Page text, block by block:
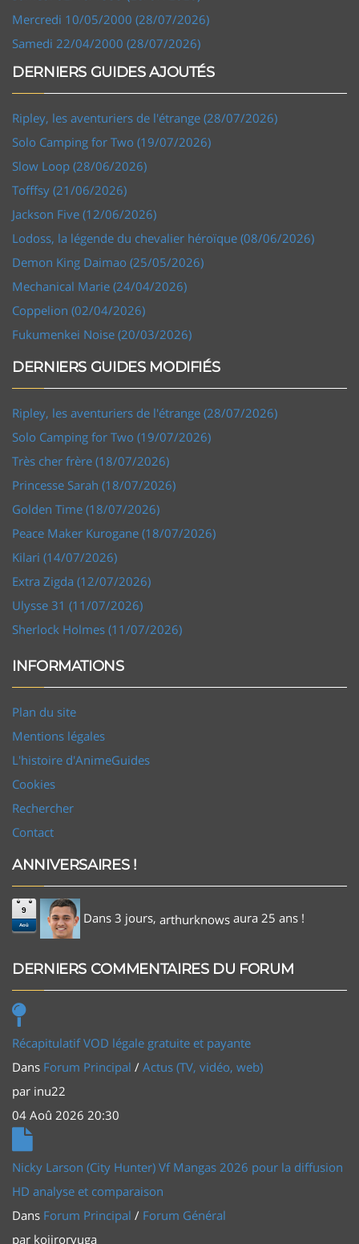
Mercredi 10/05/2000 (28/07/2026)
Samedi 22/04/2000 (28/07/2026)
DERNIERS GUIDES AJOUTÉS
Ripley, les aventuriers de l'étrange (28/07/2026)
Solo Camping for Two (19/07/2026)
Slow Loop (28/06/2026)
Tofffsy (21/06/2026)
Jackson Five (12/06/2026)
Lodoss, la légende du chevalier héroïque (08/06/2026)
Demon King Daimao (25/05/2026)
Mechanical Marie (24/04/2026)
Coppelion (02/04/2026)
Fukumenkei Noise (20/03/2026)
DERNIERS GUIDES MODIFIÉS
Ripley, les aventuriers de l'étrange (28/07/2026)
Solo Camping for Two (19/07/2026)
Très cher frère (18/07/2026)
Princesse Sarah (18/07/2026)
Golden Time (18/07/2026)
Peace Maker Kurogane (18/07/2026)
Kilari (14/07/2026)
Extra Zigda (12/07/2026)
Ulysse 31 (11/07/2026)
Sherlock Holmes (11/07/2026)
INFORMATIONS
Plan du site
Mentions légales
L'histoire d'AnimeGuides
Cookies
Rechercher
Contact
ANNIVERSAIRES !
9
Aoû Dans 3 jours, arthurknows aura 25 ans !
DERNIERS COMMENTAIRES DU FORUM
Récapitulatif VOD légale gratuite et payante
Dans Forum Principal / Actus (TV, vidéo, web)
par inu22
04 Aoû 2026 20:30
Nicky Larson (City Hunter) Vf Mangas 2026 pour la diffusion
HD analyse et comparaison
Dans Forum Principal / Forum Général
par kojiroryuga